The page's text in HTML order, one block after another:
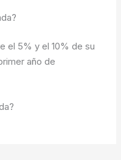
el 5% y el 10% de su
año de